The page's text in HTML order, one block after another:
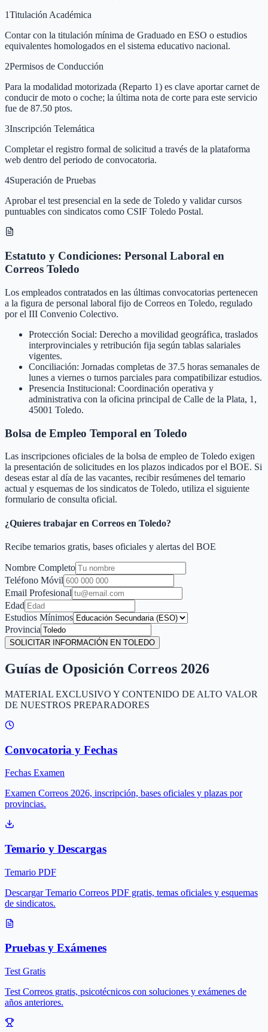
1Titulación Académica
Contar con la titulación mínima de Graduado en ESO o estudios
equivalentes homologados en el sistema educativo nacional.
2Permisos de Conducción
Para la modalidad motorizada (Reparto 1) es clave aportar carnet de
conducir de moto o coche; la última nota de corte para este servicio
fue de 87.50 ptos.
3Inscripción Telemática
Completar el registro formal de solicitud a través de la plataforma
web dentro del periodo de convocatoria.
4Superación de Pruebas
Aprobar el test presencial en la sede de Toledo y validar cursos
puntuables con sindicatos como CSIF Toledo Postal.
Estatuto y Condiciones: Personal Laboral en
Correos Toledo
Los empleados contratados en las últimas convocatorias pertenecen
a la figura de personal laboral fijo de Correos en Toledo, regulado
por el III Convenio Colectivo.
Protección Social: Derecho a movilidad geográfica, traslados
interprovinciales y retribución fija según tablas salariales
vigentes.
Conciliación: Jornadas completas de 37.5 horas semanales de
lunes a viernes o turnos parciales para compatibilizar estudios.
Presencia Institucional: Coordinación operativa y
administrativa con la oficina principal de Calle de la Plata, 1,
45001 Toledo.
Bolsa de Empleo Temporal en Toledo
Las inscripciones oficiales de la bolsa de empleo de Toledo exigen
la presentación de solicitudes en los plazos indicados por el BOE. Si
deseas estar al día de las vacantes, recibir resúmenes del temario
actual y esquemas de los sindicatos de Toledo, utiliza el siguiente
formulario de consulta oficial.
¿Quieres trabajar en Correos en Toledo?
Recibe temarios gratis, bases oficiales y alertas del BOE
Nombre Completo
Teléfono Móvil
Email Profesional
Edad
Estudios Mínimos
Provincia
SOLICITAR INFORMACIÓN EN TOLEDO
Guías de Oposición Correos 2026
MATERIAL EXCLUSIVO Y CONTENIDO DE ALTO VALOR
DE NUESTROS PREPARADORES
Convocatoria y Fechas
Fechas Examen
Examen Correos 2026, inscripción, bases oficiales y plazas por
provincias.
Temario y Descargas
Temario PDF
Descargar Temario Correos PDF gratis, temas oficiales y esquemas
de sindicatos.
Pruebas y Exámenes
Test Gratis
Test Correos gratis, psicotécnicos con soluciones y exámenes de
años anteriores.